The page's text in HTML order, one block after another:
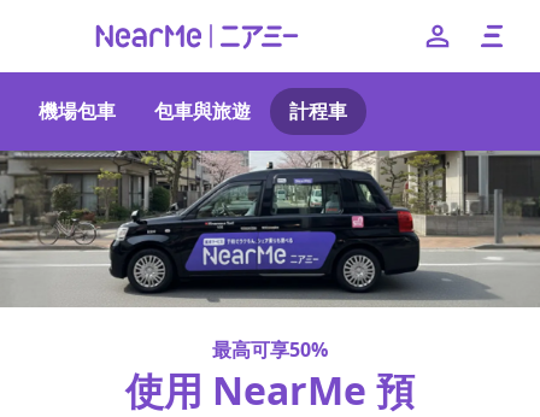
--
日本語 English 簡体中文 繁体中文 한국어
機場包車 包車與旅遊 計程車
最高可享50%
使用 NearMe 預